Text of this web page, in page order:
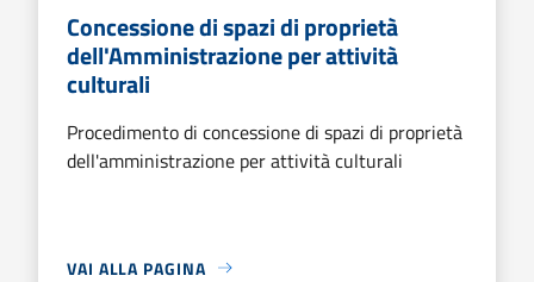
Concessione di spazi di proprietà
dell'Amministrazione per attività
culturali
Procedimento di concessione di spazi di proprietà
dell'amministrazione per attività culturali
VAI ALLA PAGINA